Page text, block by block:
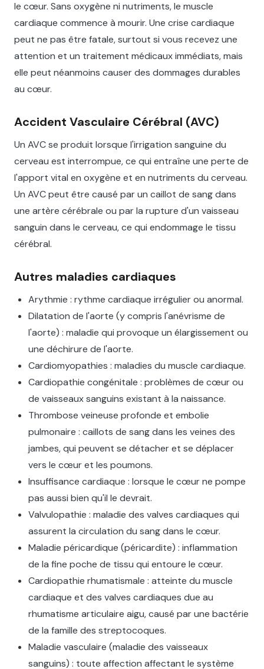
le cœur. Sans oxygène ni nutriments, le muscle
cardiaque commence à mourir. Une crise cardiaque
peut ne pas être fatale, surtout si vous recevez une
attention et un traitement médicaux immédiats, mais
elle peut néanmoins causer des dommages durables
au cœur.
Accident Vasculaire Cérébral (AVC)
Un AVC se produit lorsque l'irrigation sanguine du
cerveau est interrompue, ce qui entraîne une perte de
l'apport vital en oxygène et en nutriments du cerveau.
Un AVC peut être causé par un caillot de sang dans
une artère cérébrale ou par la rupture d'un vaisseau
sanguin dans le cerveau, ce qui endommage le tissu
cérébral.
Autres maladies cardiaques
Arythmie : rythme cardiaque irrégulier ou anormal.
Dilatation de l'aorte (y compris l'anévrisme de
l'aorte) : maladie qui provoque un élargissement ou
une déchirure de l'aorte.
Cardiomyopathies : maladies du muscle cardiaque.
Cardiopathie congénitale : problèmes de cœur ou
de vaisseaux sanguins existant à la naissance.
Thrombose veineuse profonde et embolie
pulmonaire : caillots de sang dans les veines des
jambes, qui peuvent se détacher et se déplacer
vers le cœur et les poumons.
Insuffisance cardiaque : lorsque le cœur ne pompe
pas aussi bien qu'il le devrait.
Valvulopathie : maladie des valves cardiaques qui
assurent la circulation du sang dans le cœur.
Maladie péricardique (péricardite) : inflammation
de la fine poche de tissu qui entoure le cœur.
Cardiopathie rhumatismale : atteinte du muscle
cardiaque et des valves cardiaques due au
rhumatisme articulaire aigu, causé par une bactérie
de la famille des streptocoques.
Maladie vasculaire (maladie des vaisseaux
sanguins) : toute affection affectant le système